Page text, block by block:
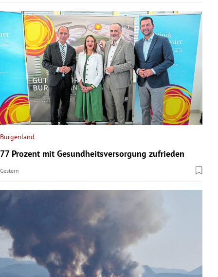
Burgenland
77 Prozent mit Gesundheitsversorgung zufrieden
Gestern